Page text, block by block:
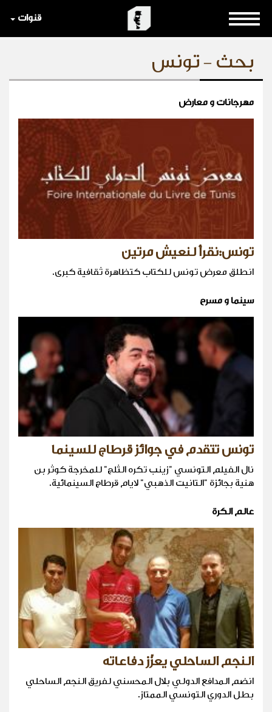
قنوات
بحث - تونس
مهرجانات و معارض
تونس:نقرأ لنعيش مرتين
انطلق معرض تونس للكتاب كتظاهرة ثقافية كبرى.
سينما و مسرح
تونس تتقدم في جوائز قرطاج للسينما
نال الفيلم التونسي "زينب تكره الثلج" للمخرجة كوثر بن
هنية بجائزة "التانيت الذهبي" لايام قرطاج السينمائية.
عالم الكرة
النجم الساحلي يعزّز دفاعاته
انضم المدافع الدولي بلال المحسني لفريق النجم الساحلي
بطل الدوري التونسي الممتاز.